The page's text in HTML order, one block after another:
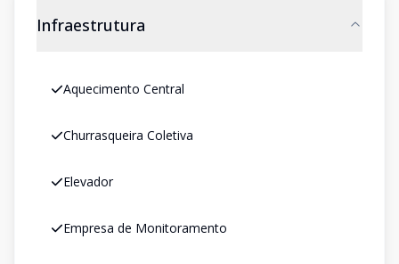
Infraestrutura
Aquecimento Central
Churrasqueira Coletiva
Elevador
Empresa de Monitoramento